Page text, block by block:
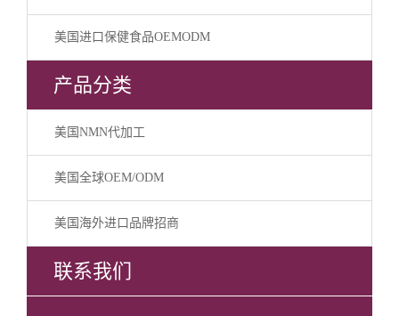
美国进口保健食品OEMODM
产品分类
美国NMN代加工
美国全球OEM/ODM
美国海外进口品牌招商
联系我们